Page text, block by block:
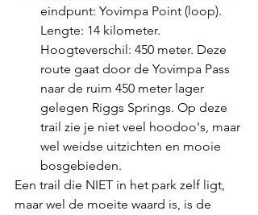
eindpunt: Yovimpa Point (loop).
Lengte: 14 kilometer.
Hoogteverschil: 450 meter. Deze
route gaat door de Yovimpa Pass
naar de ruim 450 meter lager
gelegen Riggs Springs. Op deze
trail zie je niet veel hoodoo's, maar
wel weidse uitzichten en mooie
bosgebieden.
Een trail die NIET in het park zelf ligt,
maar wel de moeite waard is, is de